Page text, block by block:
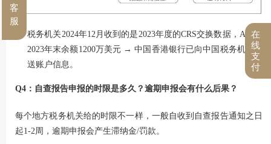
税务机关2024年12月收到的是2023年度的CRS交换数据，A先生
2023年末余额1200万美元 → 中国香港银行已向中国税务机关报
送账户信息。
Q4：自查报告申报的时限是多久？逾期申报会有什么后果？
每个地方税务机关给的时限不一样，一般自收到自查报告通知之日
起1-2周，逾期申报会产生滞纳金/罚款。
客
服
在
线
支
付